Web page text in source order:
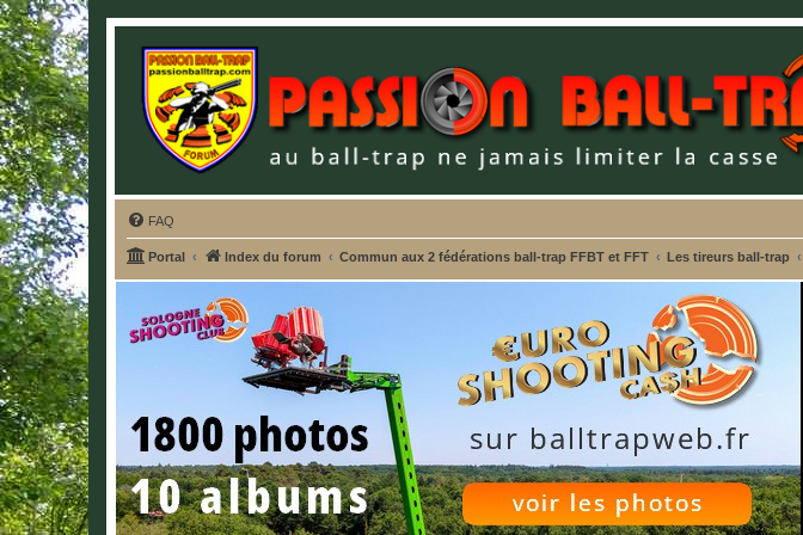
FAQ
Portal Index du forum Commun aux 2 fédérations ball-trap FFBT et FFT Les tireurs ball-trap